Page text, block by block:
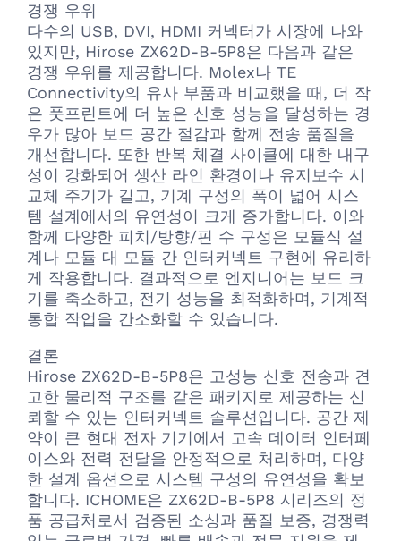
경쟁 우위
다수의 USB, DVI, HDMI 커넥터가 시장에 나와
있지만, Hirose ZX62D-B-5P8은 다음과 같은
경쟁 우위를 제공합니다. Molex나 TE
Connectivity의 유사 부품과 비교했을 때, 더 작
은 풋프린트에 더 높은 신호 성능을 달성하는 경
우가 많아 보드 공간 절감과 함께 전송 품질을
개선합니다. 또한 반복 체결 사이클에 대한 내구
성이 강화되어 생산 라인 환경이나 유지보수 시
교체 주기가 길고, 기계 구성의 폭이 넓어 시스
템 설계에서의 유연성이 크게 증가합니다. 이와
함께 다양한 피치/방향/핀 수 구성은 모듈식 설
계나 모듈 대 모듈 간 인터커넥트 구현에 유리하
게 작용합니다. 결과적으로 엔지니어는 보드 크
기를 축소하고, 전기 성능을 최적화하며, 기계적
통합 작업을 간소화할 수 있습니다.
결론
Hirose ZX62D-B-5P8은 고성능 신호 전송과 견
고한 물리적 구조를 같은 패키지로 제공하는 신
뢰할 수 있는 인터커넥트 솔루션입니다. 공간 제
약이 큰 현대 전자 기기에서 고속 데이터 인터페
이스와 전력 전달을 안정적으로 처리하며, 다양
한 설계 옵션으로 시스템 구성의 유연성을 확보
합니다. ICHOME은 ZX62D-B-5P8 시리즈의 정
품 공급처로서 검증된 소싱과 품질 보증, 경쟁력